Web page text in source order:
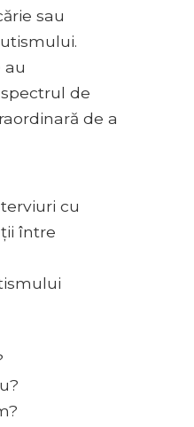
sau
au
de
de a
cu
între